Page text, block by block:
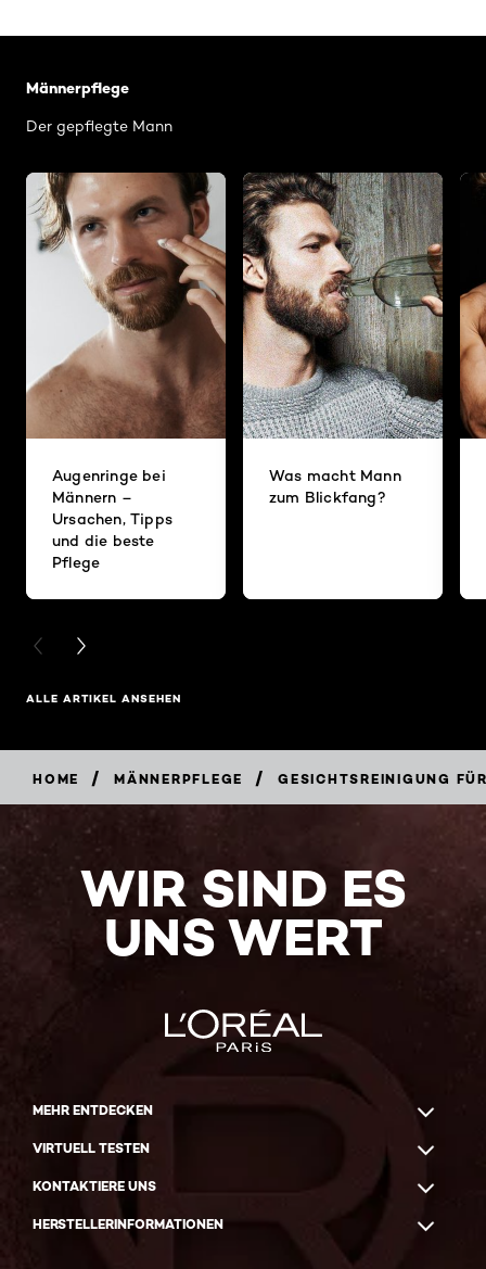
Männerpflege
Der gepflegte Mann
Augenringe bei
Männern –
Ursachen, Tipps
und die beste
Pflege
Was macht Mann
zum Blickfang?
PREVIOUS CARD
NEXT CARD
ALLE ARTIKEL ANSEHEN
HOME / MÄNNERPFLEGE / GESICHTSREINIGUNG
WIR SIND ES
UNS WERT
MEHR ENTDECKEN
VIRTUELL TESTEN
KONTAKTIERE UNS
HERSTELLERINFORMATIONEN